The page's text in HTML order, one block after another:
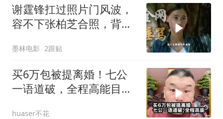
谢霆锋扛过照片门风波，
容不下张柏芝合照，背后
墨林电影 2跟贴
买6万包被提离婚！七公
一语道破，全程高能目瞪
huaser不花